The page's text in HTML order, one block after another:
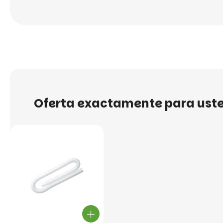
Oferta exactamente para